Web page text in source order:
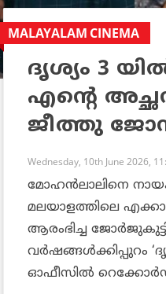
MALAYALAM CINEMA
ദൃശ്യം 3
എന്റെ
ജീത്തു
Wednesday, 10th June 2026,
മോഹൻലാലിനെ
മലയാളത്തിലെ
ആരംഭിച്ച
വർഷങ്ങൾക്കിപ്പുറം
ഓഫീസിൽ